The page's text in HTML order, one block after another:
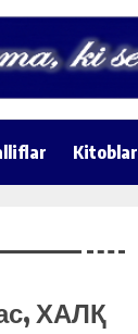
Kitoblar
ХАЛҚ